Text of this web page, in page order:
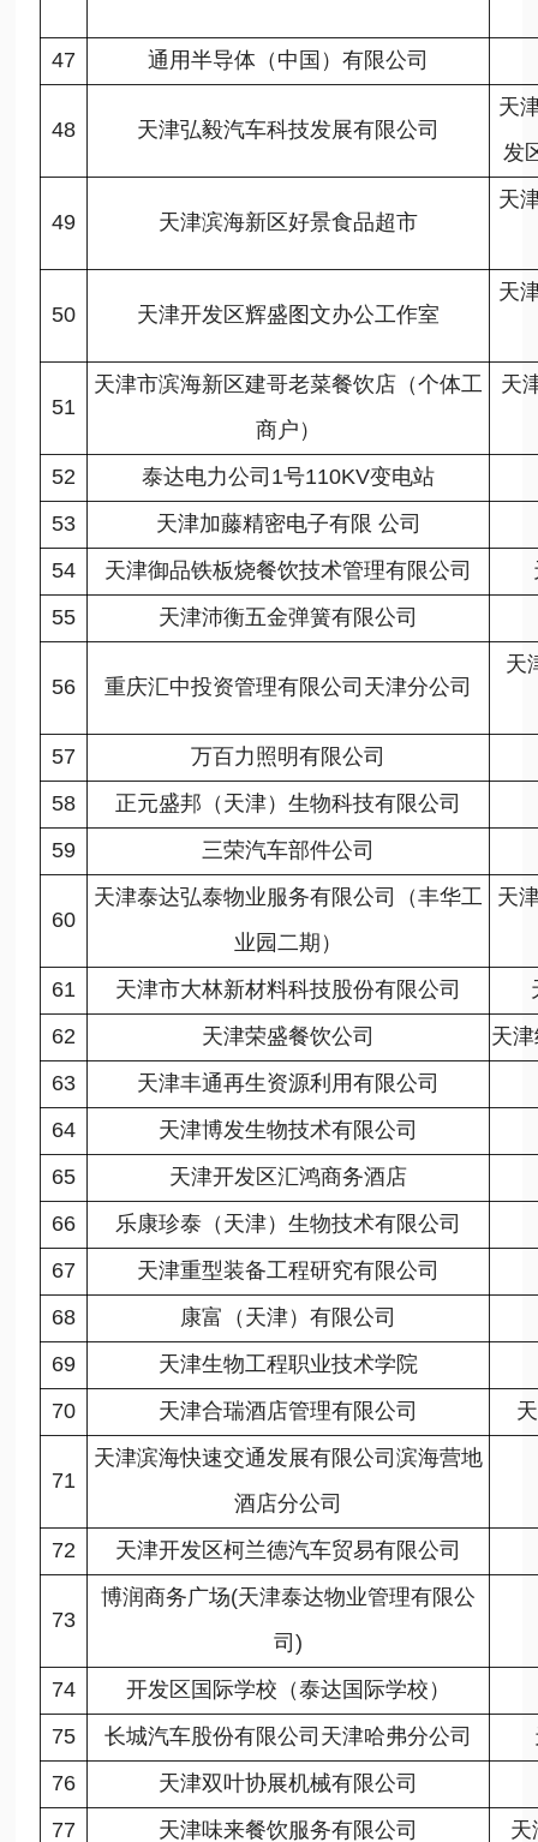
47 通用半导体（中国）有限公司
48 天津弘毅汽车科技发展有限公司
天
发
49 天津滨海新区好景食品超市
天
50 天津开发区辉盛图文办公工作室
天
51
天津市滨海新区建哥老菜餐饮店（个体工
商户）
天
52
泰达电力公司1号110KV变电站
53
天津加藤精密电子有限 公司
54
天津御品铁板烧餐饮技术管理有限公司
55
天津沛衡五金弹簧有限公司
56 重庆汇中投资管理有限公司天津分公司
天
57
万百力照明有限公司
58
正元盛邦（天津）生物科技有限公司
59
三荣汽车部件公司
60
天津泰达弘泰物业服务有限公司（丰华工
业园二期）
天
61 天津市大林新材料科技股份有限公司
62
天津荣盛餐饮公司
天
63
天津丰通再生资源利用有限公司
64
天津博发生物技术有限公司
65
天津开发区汇鸿商务酒店
66
乐康珍泰（天津）生物技术有限公司
67
天津重型装备工程研究有限公司
68
康富（天津）有限公司
69
天津生物工程职业技术学院
70
天津合瑞酒店管理有限公司
71
天津滨海快速交通发展有限公司滨海营地
酒店分公司
72
天津开发区柯兰德汽车贸易有限公司
73
博润商务广场(天津泰达物业管理有限公
司)
74
开发区国际学校（泰达国际学校）
75
长城汽车股份有限公司天津哈弗分公司
76
天津双叶协展机械有限公司
77
天津味来餐饮服务有限公司 天